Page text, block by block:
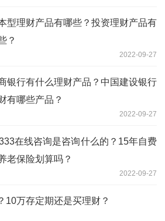
型理财产品有哪些？投资理财产品有
？
2022-09-27
银行有什么理财产品？中国建设银行
有哪些产品？
2022-09-27
在线咨询是咨询什么的？15年自费
老保险划算吗？
2022-09-27
10万存定期还是买理财？